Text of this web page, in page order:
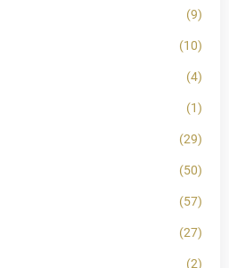
(9)
(10)
(4)
(1)
(29)
(50)
(57)
(27)
(2)